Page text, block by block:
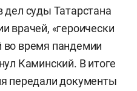
дел суды Татарстана
врачей, «героически
время пандемии
Каминский. В итоге
передали документы